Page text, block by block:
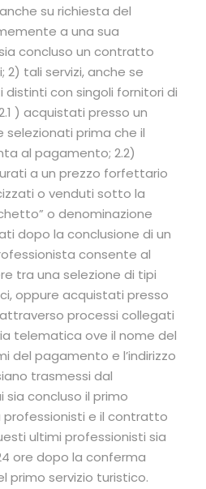
su richiesta del
a una sua
concluso un contratto
2) tali servizi, anche se
con singoli fornitori di
) acquistati presso un
prima che il
al pagamento; 2.2)
a un prezzo forfettario
o venduti sotto la
o denominazione
dopo la conclusione di un
consente al
tra una selezione di tipi
oppure acquistati presso
processi collegati
telematica ove il nome del
del pagamento e l’indirizzo
trasmessi dal
concluso il primo
e il contratto
ultimi professionisti sia
ore dopo la conferma
primo servizio turistico.